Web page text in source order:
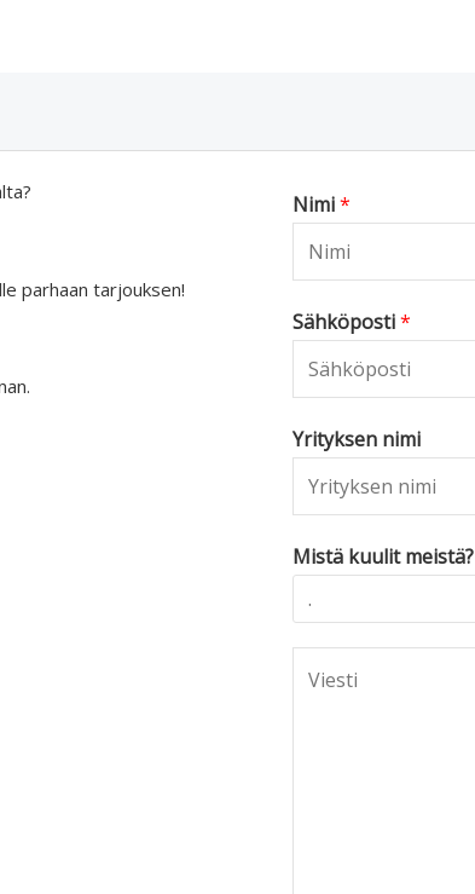
parhaan tarjouksen!
Nimi*
Sähköposti*
Yrityksen nimi
Mistä kuulit meistä?